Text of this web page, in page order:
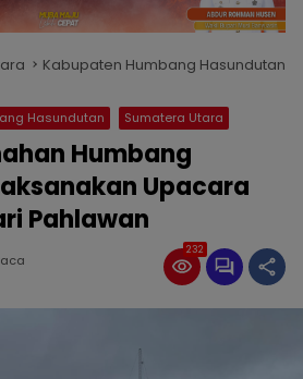
Kabupaten Humbang Hasundutan
Hasundutan Sumatera Utara
Humbang
Upacara
Pahlawan
232